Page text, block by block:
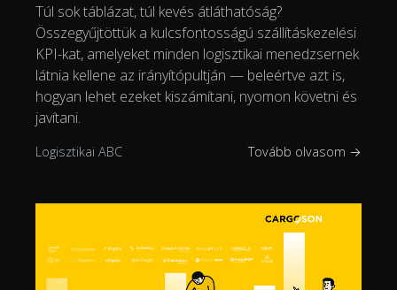
Túl sok táblázat, túl kevés átláthatóság?
Összegyűjtöttük a kulcsfontosságú szállításkezelési
KPI-kat, amelyeket minden logisztikai menedzsernek
látnia kellene az irányítópultján — beleértve azt is,
hogyan lehet ezeket kiszámítani, nyomon követni és
javítani.
Logisztikai ABC Tovább olvasom →